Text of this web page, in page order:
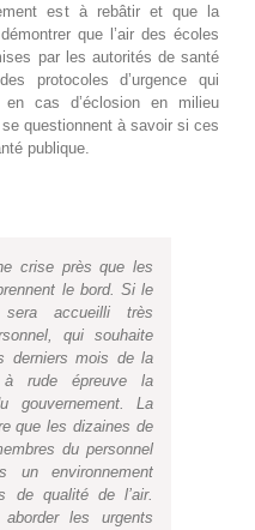
est à rebâtir et que la
que l’air des écoles
par les autorités de santé
protocoles d’urgence qui
en cas d’éclosion en milieu
questionnent à savoir si ces
publique.
crise près que les
le bord. Si le
accueilli très
qui souhaite
derniers mois de la
à rude épreuve la
gouvernement. La
que les dizaines de
du personnel
un environnement
de qualité de l’air.
les urgents